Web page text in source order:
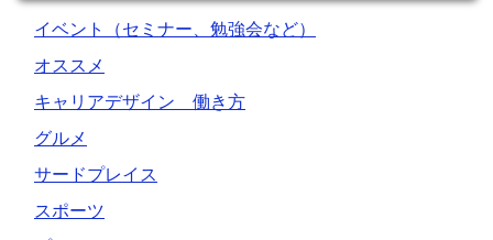
イベント（セミナー、勉強会など）
オススメ
キャリアデザイン 働き方
グルメ
サードプレイス
スポーツ